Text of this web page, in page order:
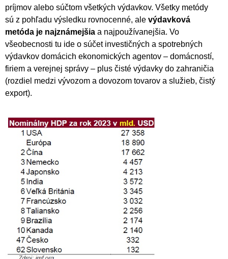
príjmov alebo súčtom všetkých výdavkov. Všetky metódy
sú z pohľadu výsledku rovnocenné, ale výdavková
metóda je najznámejšia a najpoužívanejšia. Vo
všeobecnosti tu ide o súčet investičných a spotrebných
výdavkov domácich ekonomických agentov – domácností,
firiem a verejnej správy – plus čisté výdavky do zahraničia
(rozdiel medzi vývozom a dovozom tovarov a služieb, čistý
export).